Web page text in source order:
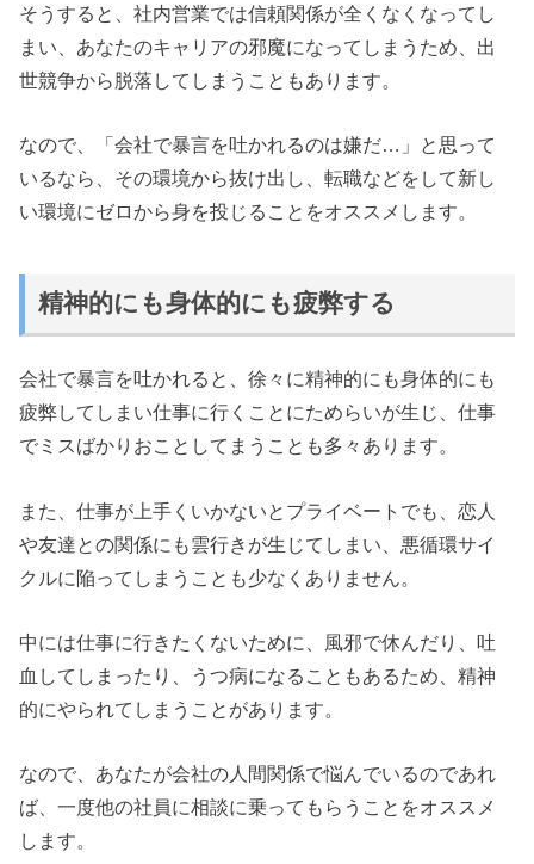
そうすると、社内営業では信頼関係が全くなくなってし
まい、あなたのキャリアの邪魔になってしまうため、出
世競争から脱落してしまうこともあります。
なので、「会社で暴言を吐かれるのは嫌だ…」と思って
いるなら、その環境から抜け出し、転職などをして新し
い環境にゼロから身を投じることをオススメします。
精神的にも身体的にも疲弊する
会社で暴言を吐かれると、徐々に精神的にも身体的にも
疲弊してしまい仕事に行くことにためらいが生じ、仕事
でミスばかりおことしてまうことも多々あります。
また、仕事が上手くいかないとプライベートでも、恋人
や友達との関係にも雲行きが生じてしまい、悪循環サイ
クルに陥ってしまうことも少なくありません。
中には仕事に行きたくないために、風邪で休んだり、吐
血してしまったり、うつ病になることもあるため、精神
的にやられてしまうことがあります。
なので、あなたが会社の人間関係で悩んでいるのであれ
ば、一度他の社員に相談に乗ってもらうことをオススメ
します。